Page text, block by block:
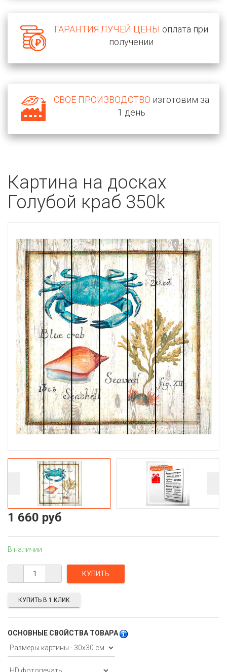
ГАРАНТИЯ ЛУЧЕЙ ЦЕНЫ оплата при
получении
СВОЕ ПРОИЗВОДСТВО изготовим за
1 день
Картина на досках
Голубой краб 350k
1 660 руб
В наличии
ОСНОВНЫЕ СВОЙСТВА ТОВАРА
КУПИТЬ В 1 КЛИК